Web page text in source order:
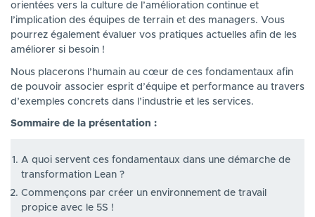
orientées vers la culture de l’amélioration continue et
l’implication des équipes de terrain et des managers. Vous
pourrez également évaluer vos pratiques actuelles afin de les
améliorer si besoin !
Nous placerons l’humain au cœur de ces fondamentaux afin
de pouvoir associer esprit d’équipe et performance au travers
d’exemples concrets dans l’industrie et les services.
Sommaire de la présentation :
A quoi servent ces fondamentaux dans une démarche de
transformation Lean ?
Commençons par créer un environnement de travail
propice avec le 5S !